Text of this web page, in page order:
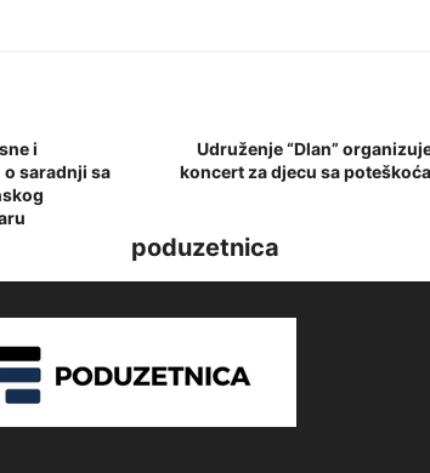
i
saradnji sa
Udruženje “Dlan”
koncert za djecu sa
poduzetnica